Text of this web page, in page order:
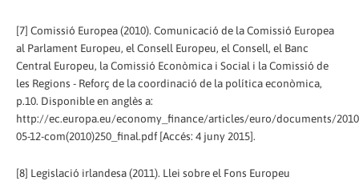
[7] Comissió Europea (2010). Comunicació de la Comissió Europea
al Parlament Europeu, el Consell Europeu, el Consell, el Banc
Central Europeu, la Comissió Econòmica i Social i la Comissió de
les Regions - Reforç de la coordinació de la política econòmica,
p.10. Disponible en anglès a:
http://ec.europa.eu/economy_finance/articles/euro/documents/
05-12-com(2010)250_final.pdf [Accés: 4 juny 2015].
[8] Legislació irlandesa (2011). Llei sobre el Fons Europeu